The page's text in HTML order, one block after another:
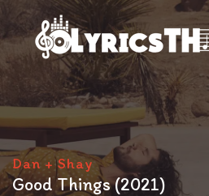
Dan + Shay
Good Things (2021)